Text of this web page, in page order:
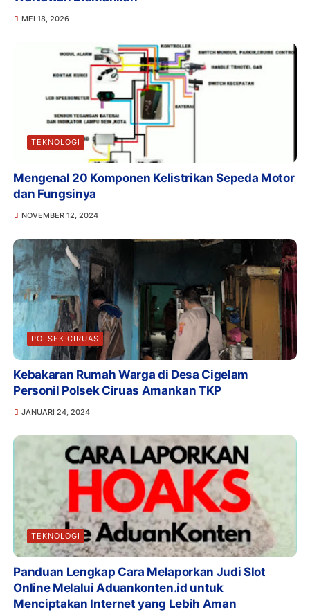
MEI 18, 2026
TEKNOLOGI
Mengenal 20 Komponen Kelistrikan Sepeda Motor
dan Fungsinya
NOVEMBER 12, 2024
POLSEK CIRUAS
Kebakaran Rumah Warga di Desa Cigelam
Personil Polsek Ciruas Amankan TKP
JANUARI 24, 2024
TEKNOLOGI
Panduan Lengkap Cara Melaporkan Judi Slot
Online Melalui Aduankonten.id untuk
Menciptakan Internet yang Lebih Aman